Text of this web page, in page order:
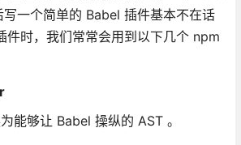
一个简单的 Babel 插件基本不在话
件时，我们常常会用到以下几个 npm
能够让 Babel 操纵的 AST 。